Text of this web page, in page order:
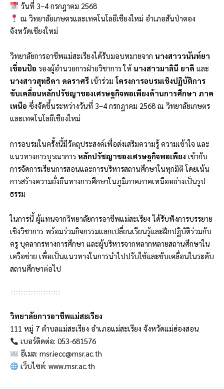
วันที่ 3–4 กรกฎาคม 2568
ณ วิทยาลัยเกษตรและเทคโนโลยีเชียงใหม่ อำเภอสันป่าตอง
จังหวัดเชียงใหม่
วิทยาลัยการอาชีพแม่สะเรียงได้รับมอบหมายจาก นางสาววนันท์ยา
เขื่อนป้อ รองผู้อำนวยการฝ่ายวิชาการ ให้ นางสาวมาลินี ยาดี และ
นางสาวสุทธิดา ดลราศรี เข้าร่วมโครงการอบรมเชิงปฏิบัติการ
ขับเคลื่อนหลักปรัชญาของเศรษฐกิจพอเพียงด้านการศึกษา ภาค
เหนือ ซึ่งจัดขึ้นระหว่างวันที่ 3–4 กรกฎาคม 2568 ณ วิทยาลัยเกษตร
และเทคโนโลยีเชียงใหม่
การอบรมในครั้งนี้มีวัตถุประสงค์เพื่อส่งเสริมความรู้ ความเข้าใจ และ
แนวทางการบูรณาการ หลักปรัชญาของเศรษฐกิจพอเพียง เข้ากับ
การจัดการเรียนการสอนและการบริหารสถานศึกษาในทุกมิติ โดยเน้น
การสร้างความยั่งยืนทางการศึกษาในภูมิภาคภาคเหนืออย่างเป็นรูป
ธรรม
ในการนี้ ผู้แทนจากวิทยาลัยการอาชีพแม่สะเรียง ได้รับฟังการบรรยาย
เชิงวิชาการ พร้อมร่วมกิจกรรมแลกเปลี่ยนเรียนรู้และฝึกปฏิบัติร่วมกับ
ครู บุคลากรทางการศึกษา และผู้บริหารจากหลากหลายสถานศึกษาใน
เครือข่าย เพื่อเป็นแนวทางในการนำไปปรับใช้และขับเคลื่อนในระดับ
สถานศึกษาต่อไป
วิทยาลัยการอาชีพแม่สะเรียง
111 หมู่ 7 ตำบลแม่สะเรียง อำเภอแม่สะเรียง จังหวัดแม่ฮ่องสอน
เบอร์ติดต่อ: 053-681576
อีเมล:msr.iecc@msr.ac.th
เว็บไซต์:www.msr.ac.th